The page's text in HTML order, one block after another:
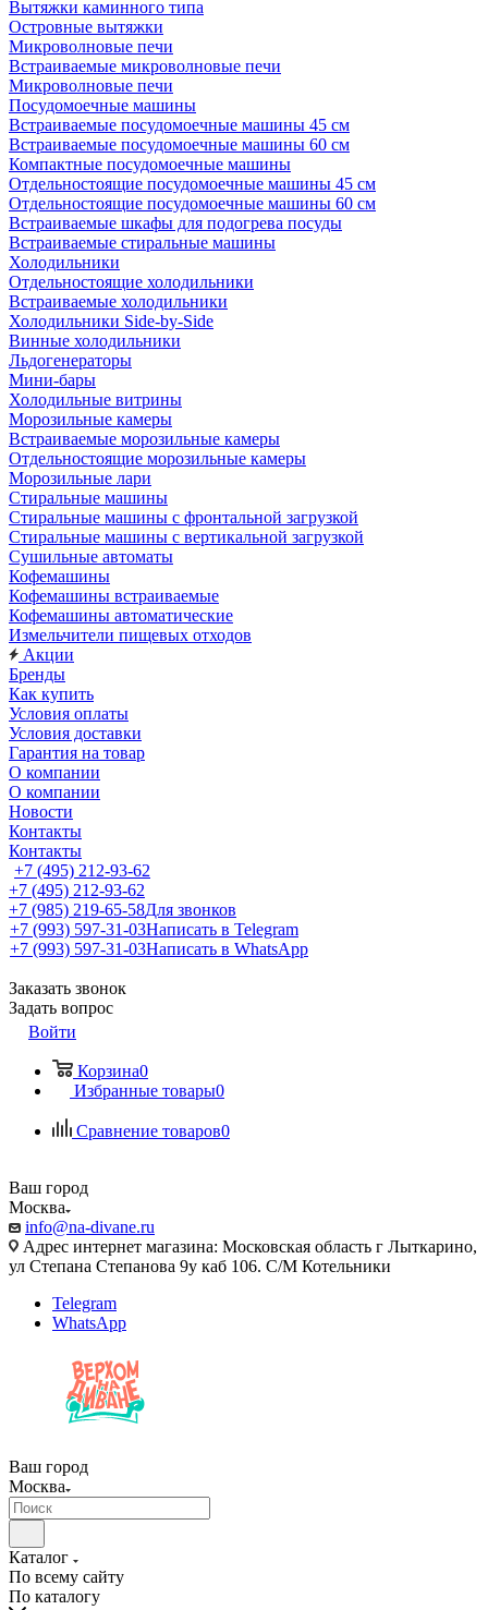
Вытяжки каминного типа
Островные вытяжки
Микроволновые печи
Встраиваемые микроволновые печи
Микроволновые печи
Посудомоечные машины
Встраиваемые посудомоечные машины 45 см
Встраиваемые посудомоечные машины 60 см
Компактные посудомоечные машины
Отдельностоящие посудомоечные машины 45 см
Отдельностоящие посудомоечные машины 60 см
Встраиваемые шкафы для подогрева посуды
Встраиваемые стиральные машины
Холодильники
Отдельностоящие холодильники
Встраиваемые холодильники
Холодильники Side-by-Side
Винные холодильники
Льдогенераторы
Мини-бары
Холодильные витрины
Морозильные камеры
Встраиваемые морозильные камеры
Отдельностоящие морозильные камеры
Морозильные лари
Стиральные машины
Стиральные машины с фронтальной загрузкой
Стиральные машины с вертикальной загрузкой
Сушильные автоматы
Кофемашины
Кофемашины встраиваемые
Кофемашины автоматические
Измельчители пищевых отходов
Акции
Бренды
Как купить
Условия оплаты
Условия доставки
Гарантия на товар
О компании
О компании
Новости
Контакты
Контакты
+7 (495) 212-93-62
+7 (495) 212-93-62
+7 (985) 219-65-58Для звонков
+7 (993) 597-31-03Написать в Telegram
+7 (993) 597-31-03Написать в WhatsApp
Заказать звонок
Задать вопрос
Войти
Корзина0
Избранные товары0
Сравнение товаров0
Ваш город
Москва
info@na-divane.ru
Адрес интернет магазина: Московская область г Лыткарино,
ул Степана Степанова 9у каб 106. С/М Котельники
Telegram
WhatsApp
Ваш город
Москва
Каталог
По всему сайту
По каталогу